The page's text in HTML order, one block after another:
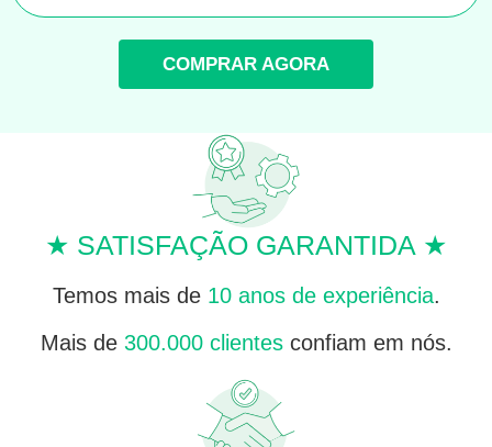
COMPRAR AGORA
★ SATISFAÇÃO GARANTIDA ★
Temos mais de 10 anos de experiência.
Mais de 300.000 clientesconfiam em nós.